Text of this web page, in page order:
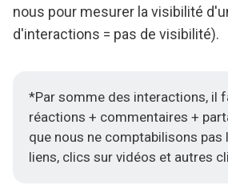
nous pour mesurer la visibilité
d'interactions = pas de visibilité).
*Par somme des interactions, il
réactions + commentaires +
que nous ne comptabilisons pas
liens, clics sur vidéos et autres